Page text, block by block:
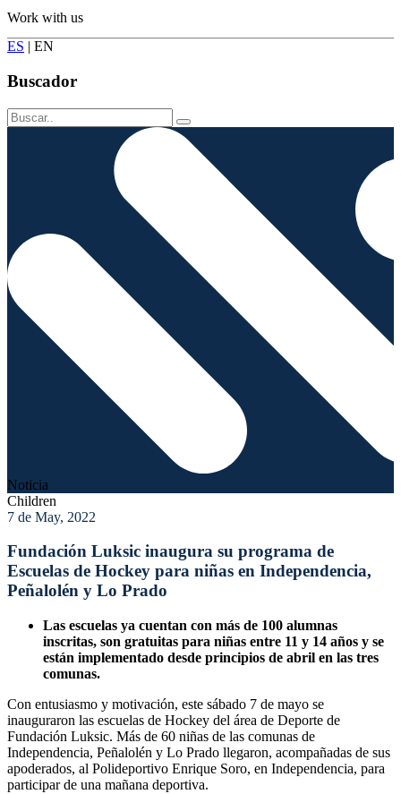
Work with us
ES | EN
Buscador
Noticia
Children
7 de May, 2022
Fundación Luksic inaugura su programa de
Escuelas de Hockey para niñas en Independencia,
Peñalolén y Lo Prado
Las escuelas ya cuentan con más de 100 alumnas
inscritas, son gratuitas para niñas entre 11 y 14 años y se
están implementado desde principios de abril en las tres
comunas.
Con entusiasmo y motivación, este sábado 7 de mayo se
inauguraron las escuelas de Hockey del área de Deporte de
Fundación Luksic. Más de 60 niñas de las comunas de
Independencia, Peñalolén y Lo Prado llegaron, acompañadas de sus
apoderados, al Polideportivo Enrique Soro, en Independencia, para
participar de una mañana deportiva.